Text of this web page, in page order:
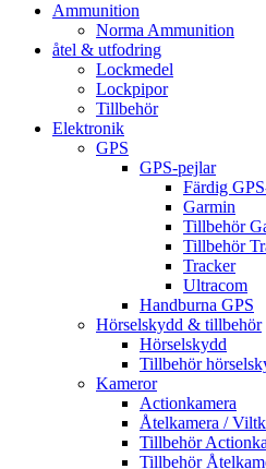
Ammunition
Norma Ammunition
åtel & utfodring
Lockmedel
Lockpipor
Tillbehör
Elektronik
GPS
GPS-pejlar
Färdig
Garmin
Tillbehör
Tillbehör
Tracker
Ultracom
Handburna GPS
Hörselskydd & tillbehör
Hörselskydd
Tillbehör
Kameror
Actionkamera
Åtelkamera /
Tillbehör
Tillbehör